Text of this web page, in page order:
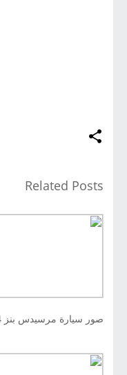
Related Posts
صور سيارة مرسيدس بنز 2014 Mercedes-Benz A45 AMG